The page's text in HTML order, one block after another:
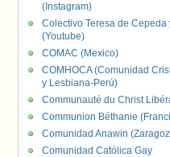
(Instagram)
Colectivo Teresa de Cepeda
(Youtube)
COMAC (Mexico)
COMHOCA (Comunidad
y Lesbiana-Perú)
Communauté du Christ
Communion Béthanie
Comunidad Anawin
Comunidad Católica Gay